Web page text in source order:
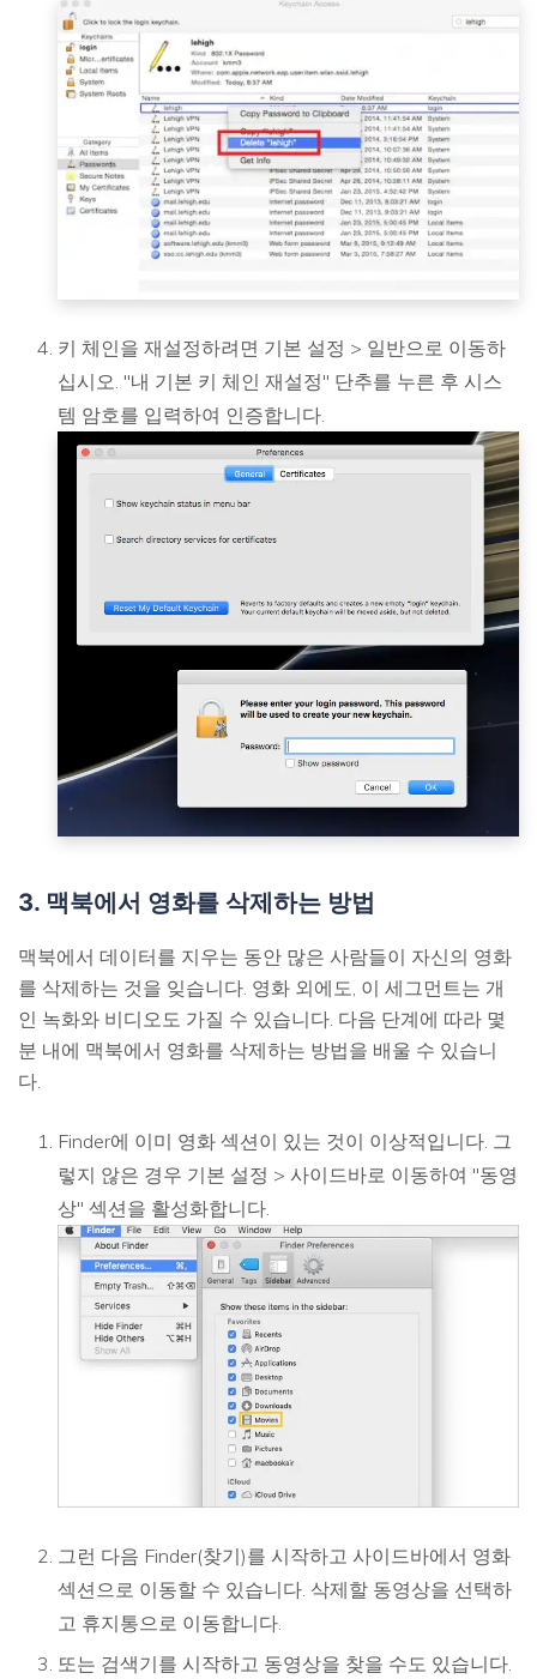
키 체인을 재설정하려면 기본 설정 > 일반으로 이동하
십시오. "내 기본 키 체인 재설정" 단추를 누른 후 시스
템 암호를 입력하여 인증합니다.
3. 맥북에서 영화를 삭제하는 방법
맥북에서 데이터를 지우는 동안 많은 사람들이 자신의 영화
를 삭제하는 것을 잊습니다. 영화 외에도, 이 세그먼트는 개
인 녹화와 비디오도 가질 수 있습니다. 다음 단계에 따라 몇
분 내에 맥북에서 영화를 삭제하는 방법을 배울 수 있습니
다.
Finder에 이미 영화 섹션이 있는 것이 이상적입니다. 그
렇지 않은 경우 기본 설정 > 사이드바로 이동하여 "동영
상" 섹션을 활성화합니다.
그런 다음 Finder(찾기)를 시작하고 사이드바에서 영화
섹션으로 이동할 수 있습니다. 삭제할 동영상을 선택하
고 휴지통으로 이동합니다.
또는 검색기를 시작하고 동영상을 찾을 수도 있습니다.